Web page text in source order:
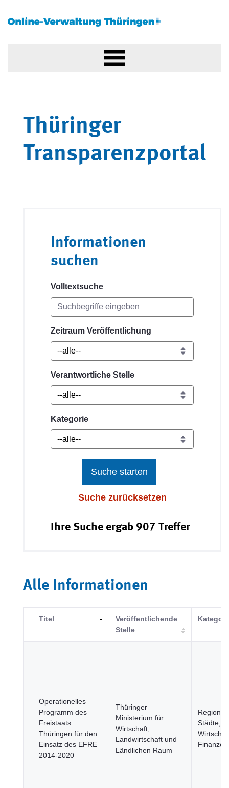
Thüringer
Transparenzportal
Informationen
suchen
Volltextsuche
Zeitraum Veröffentlichung
Verantwortliche Stelle
Kategorie
Suche starten
Suche zurücksetzen
Ihre Suche ergab 907 Treffer
Alle Informationen
Titel
Veröffentlichende
Stelle
Operationelles
Programm des
Freistaats
Thüringen für den
Einsatz des EFRE
2014-2020
Thüringer
Ministerium für
Wirtschaft,
Landwirtschaft und
Ländlichen Raum
Städte,
Finanzen